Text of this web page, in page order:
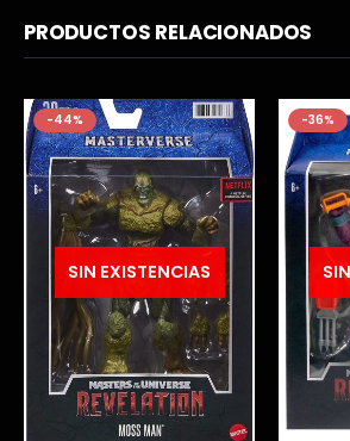
PRODUCTOS RELACIONADOS
-44%
SIN EXISTENCIAS
-36%